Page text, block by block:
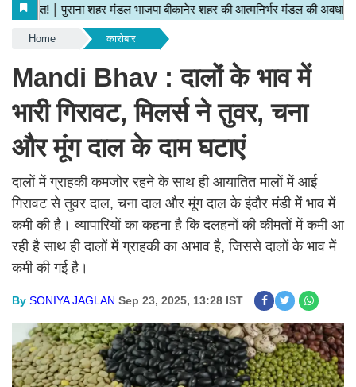
Home कारोबार
Mandi Bhav : दालों के भाव में
भारी गिरावट, मिलर्स ने तुवर, चना
और मूंग दाल के दाम घटाएं
दालों में ग्राहकी कमजोर रहने के साथ ही आयातित मालों में आई
गिरावट से तुवर दाल, चना दाल और मूंग दाल के इंदौर मंडी में भाव में
कमी की है। व्यापारियों का कहना है कि दलहनों की कीमतों में कमी आ
रही है साथ ही दालों में ग्राहकी का अभाव है, जिससे दालों के भाव में
कमी की गई है।
By SONIYA JAGLAN Sep 23, 2025, 13:28 IST